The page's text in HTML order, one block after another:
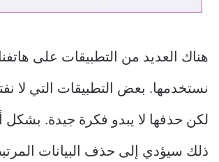
هناك العديد من التطبيقات على هاتفنا
نستخدمها. بعض التطبيقات التي لا
لكن حذفها لا يبدو فكرة جيدة.
ذلك سيؤدي إلى حذف البيانات